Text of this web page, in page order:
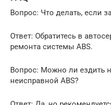
Вопрос: Что делать, если
Ответ: Обратитесь в
ремонта системы ABS.
Вопрос: Можно ли ездить
неисправной ABS?